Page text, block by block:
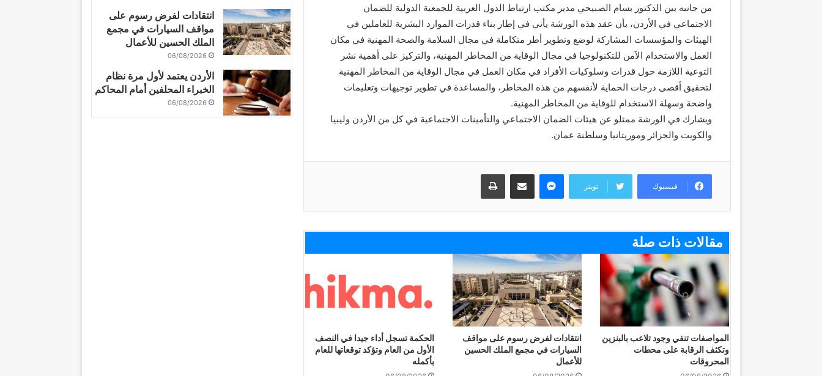
من جانبه بين الدكتور بسام الصبيحي مدير مكتب ارتباط الدول العربية للجمعية الدولية للضمان
الاجتماعي في الأردن، بأن عقد هذه الورشة يأتي في إطار بناء قدرات الموارد البشرية للعاملين في
الهيئات والمؤسسات المشاركة لوضع وتطوير أطر متكاملة في مجال السلامة والصحة المهنية في مكان
العمل والاستخدام الآمن للتكنولوجيا في مجال الوقاية من المخاطر المهنية، والتركيز على أهمية نشر
التوعية اللازمة حول قدرات وسلوكيات الأفراد في مكان العمل في مجال الوقاية من المخاطر المهنية
لتحقيق أقصى درجات الحماية لأنفسهم من هذه المخاطر، والمساعدة في تطوير توجيهات وتعليمات
واضحة وسهلة الاستخدام للوقاية من المخاطر المهنية.
ويشارك في الورشة ممثلو عن هيئات الضمان الاجتماعي والتأمينات الاجتماعية في كل من الأردن وليبيا
والكويت والجزائر وموريتانيا وسلطنة عمان.
فيسبوك تويتر
ماسنجر مشاركة عبر البريد طباعة
مقالات ذات صلة
المواصفات تنفي وجود تلاعب بالبنزين
وتكثف الرقابة على محطات
المحروقات
انتقادات لفرض رسوم على مواقف
السيارات في مجمع الملك الحسين
للأعمال
الحكمة تسجل أداء جيدا في النصف
الأول من العام وتؤكد توقعاتها للعام
بأكمله
انتقادات لفرض رسوم على
مواقف السيارات في مجمع
الملك الحسين للأعمال
06/08/2026
الأردن يعتمد لأول مرة نظام
الخبراء المحلفين أمام المحاكم
06/08/2026